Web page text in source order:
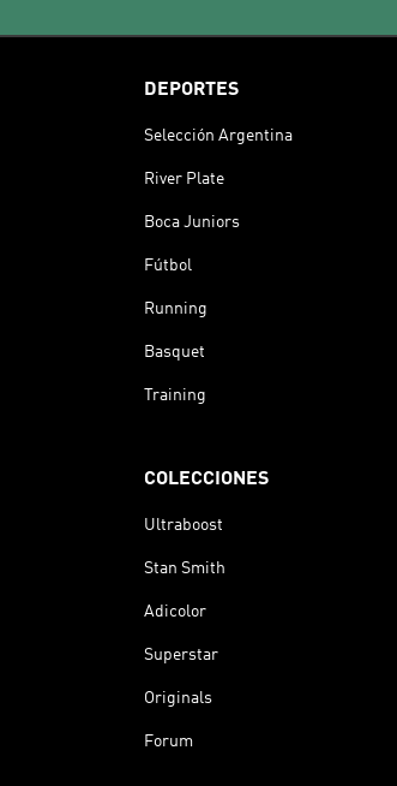
DEPORTES
Selección Argentina
River Plate
Boca Juniors
Fútbol
Running
Basquet
Training
COLECCIONES
Ultraboost
Stan Smith
Adicolor
Superstar
Originals
Forum